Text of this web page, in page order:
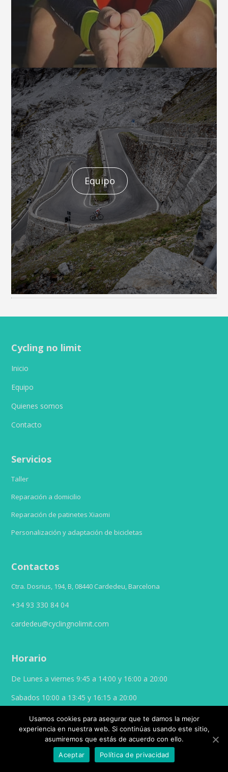
Equipo
Cycling no limit
Inicio
Equipo
Quienes somos
Contacto
Servicios
Taller
Reparación a domicilio
Reparación de patinetes Xiaomi
Personalización y adaptación de bicicletas
Contactos
Ctra. Dosrius, 194, B, 08440 Cardedeu, Barcelona
+34 93 330 84 04
cardedeu@cyclingnolimit.com
Horario
De Lunes a viernes 9:45 a 14:00 y 16:00 a 20:00
Sabados 10:00 a 13:45 y 16:15 a 20:00
© 2026 Cycling No Limit. Bento tema porSatori Studio
Usamos cookies para asegurar que te damos la mejor
experiencia en nuestra web. Si continúas usando este sitio,
asumiremos que estás de acuerdo con ello.
Aceptar
Política de privacidad